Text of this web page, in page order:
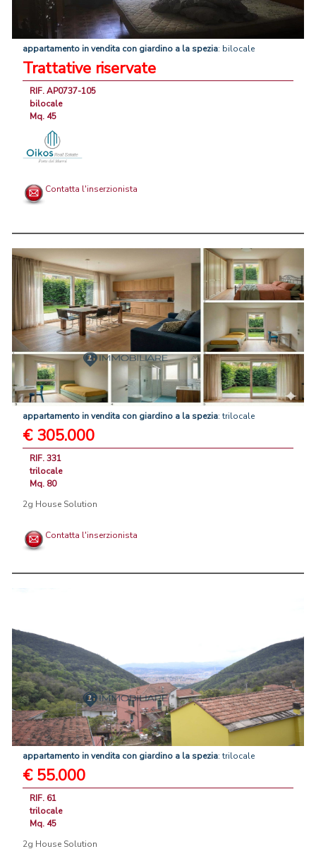
appartamento invendita con giardino a la spezia: bilocale
Trattative riservate
RIF. AP0737-105
bilocale
Mq. 45
Contatta l'inserzionista
appartamento invendita con giardino a la spezia: trilocale
€ 305.000
RIF. 331
trilocale
Mq. 80
2g House Solution
Contatta l'inserzionista
appartamento invendita con giardino a la spezia: trilocale
€ 55.000
RIF. 61
trilocale
Mq. 45
2g House Solution